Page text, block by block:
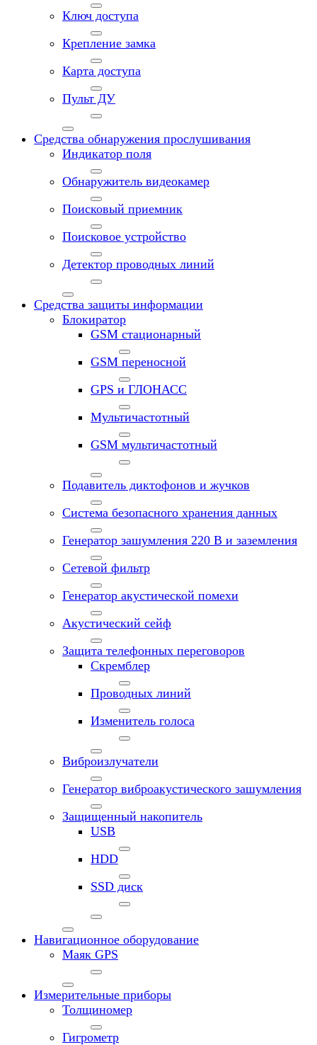
Ключ доступа
Крепление замка
Карта доступа
Пульт ДУ
Средства обнаружения прослушивания
Индикатор поля
Обнаружитель видеокамер
Поисковый приемник
Поисковое устройство
Детектор проводных линий
Средства защиты информации
Блокиратор
GSM стационарный
GSM переносной
GPS и ГЛОНАСС
Мультичастотный
GSM мультичастотный
Подавитель диктофонов и жучков
Система безопасного хранения данных
Генератор зашумления 220 В и заземления
Сетевой фильтр
Генератор акустической помехи
Акустический сейф
Защита телефонных переговоров
Скремблер
Проводных линий
Изменитель голоса
Виброизлучатели
Генератор виброакустического зашумления
Защищенный накопитель
USB
HDD
SSD диск
Навигационное оборудование
Маяк GPS
Измерительные приборы
Толщиномер
Гигрометр